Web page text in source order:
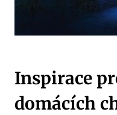
Inspirace
domácích